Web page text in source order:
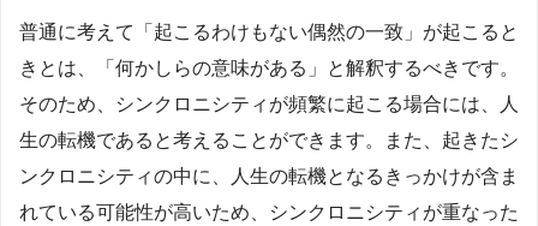
普通に考えて「起こるわけもない偶然の一致」が起こると
きとは、「何かしらの意味がある」と解釈するべきです。
そのため、シンクロニシティが頻繁に起こる場合には、人
生の転機であると考えることができます。また、起きたシ
ンクロニシティの中に、人生の転機となるきっかけが含ま
れている可能性が高いため、シンクロニシティが重なった